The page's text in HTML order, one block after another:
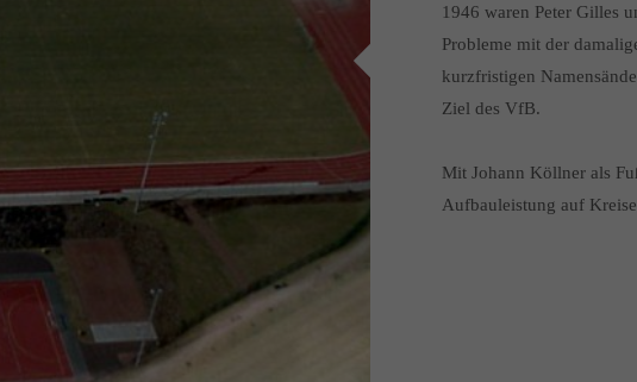
1946 waren Peter Gilles
Probleme mit der
kurzfristigen
Ziel des VfB.
Mit Johann Köllner als
Aufbauleistung auf